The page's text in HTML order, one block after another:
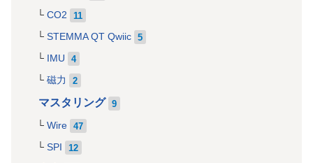
CO2 11
STEMMA QT Qwiic 5
IMU 4
磁力 2
マスタリング 9
Wire 47
SPI 12